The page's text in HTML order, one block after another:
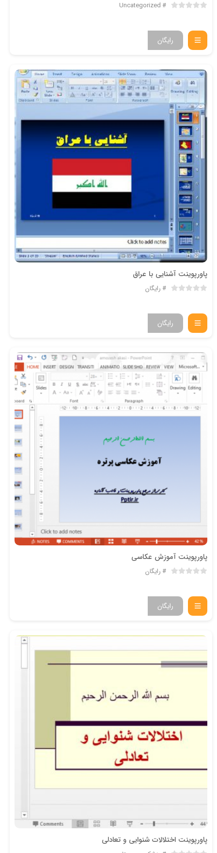
Uncategorized
رایگان
پاورپوینت آشنایی با عراق
رایگان
رایگان
پاورپوینت آموزش عکاسی
رایگان
رایگان
پاورپوینت اختلالات شنوایی و تعادلی